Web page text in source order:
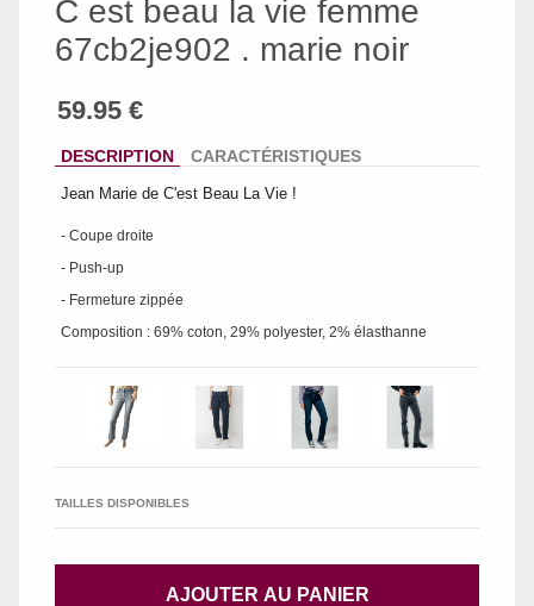
C est beau la vie femme
67cb2je902 . marie noir
DESCRIPTION CARACTÉRISTIQUES
Jean Marie de C'est Beau La Vie !
- Coupe droite
- Push-up
- Fermeture zippée
Composition : 69% coton, 29% polyester, 2% élasthanne
TAILLES DISPONIBLES
AJOUTER AU PANIER